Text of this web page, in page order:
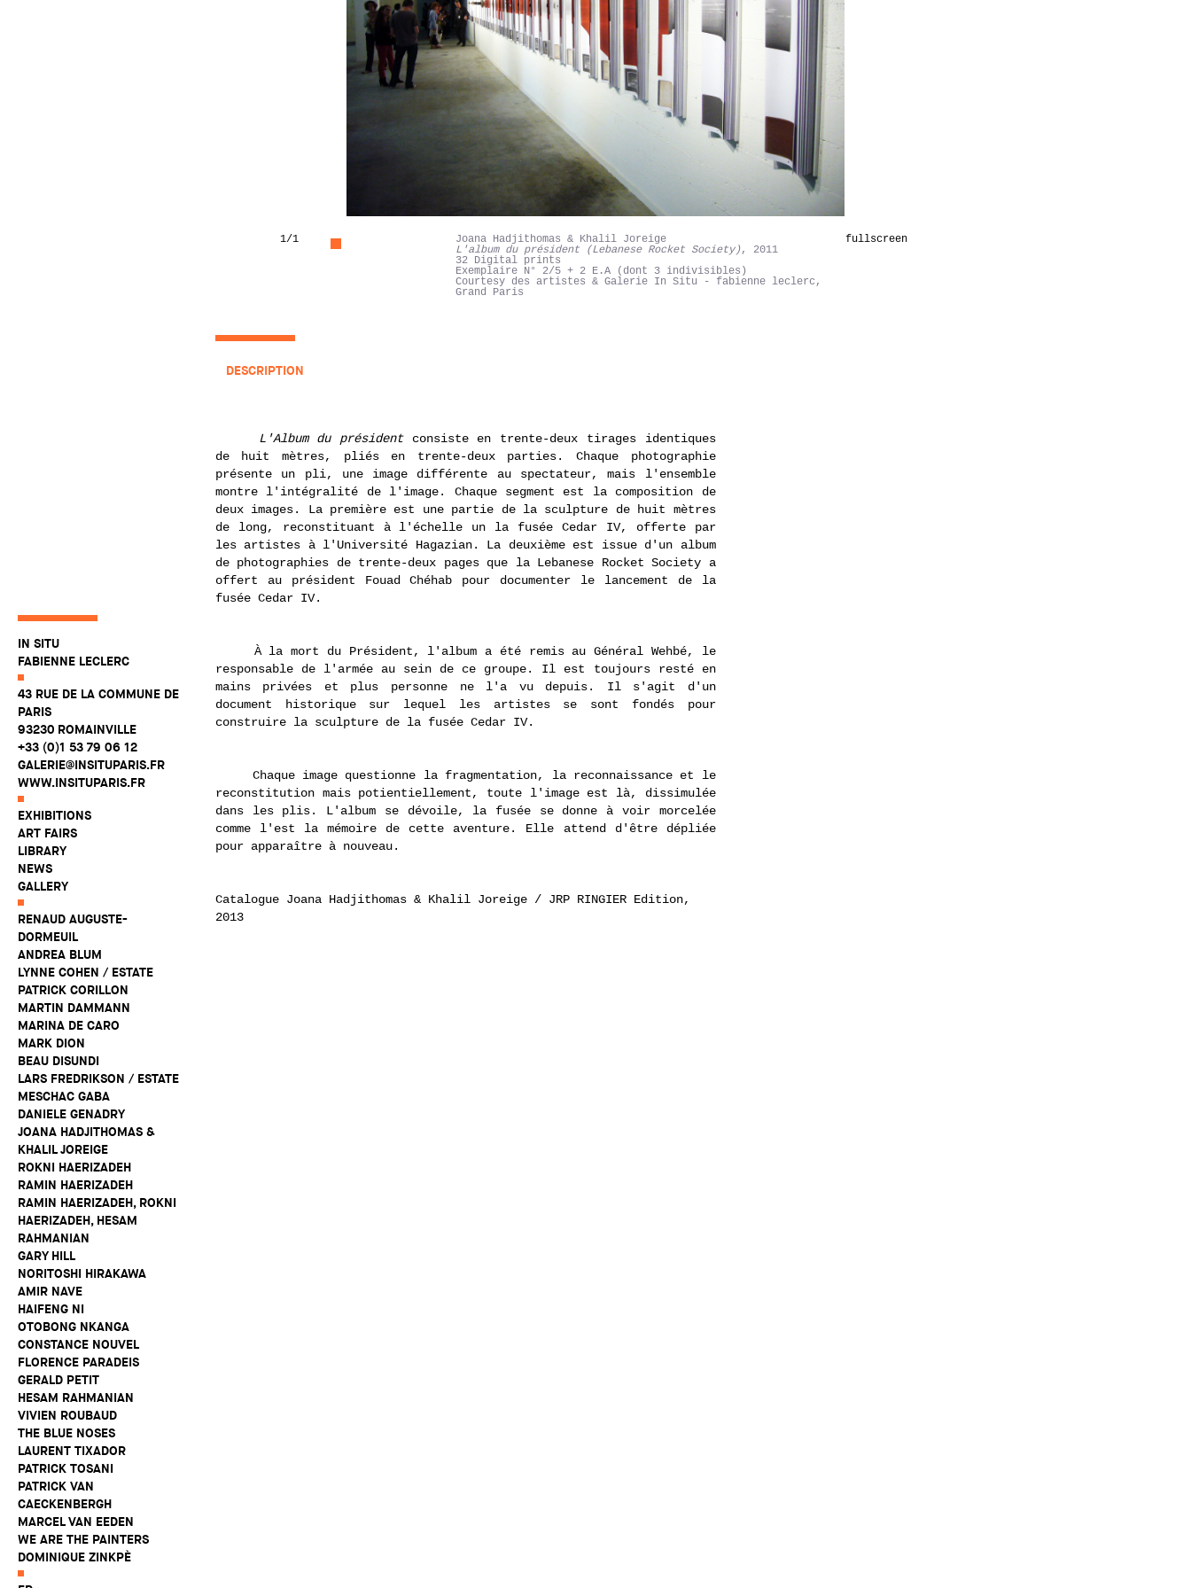
IN SITU
FABIENNE LECLERC
43 RUE DE LA COMMUNE DE
PARIS
93230 ROMAINVILLE
+33 (0)1 53 79 06 12
GALERIE@INSITUPARIS.FR
WWW.INSITUPARIS.FR
EXHIBITIONS
ART FAIRS
LIBRARY
NEWS
GALLERY
RENAUD AUGUSTE-
DORMEUIL
ANDREA BLUM
LYNNE COHEN / ESTATE
PATRICK CORILLON
MARTIN DAMMANN
MARINA DE CARO
MARK DION
BEAU DISUNDI
LARS FREDRIKSON / ESTATE
MESCHAC GABA
DANIELE GENADRY
JOANA HADJITHOMAS &
KHALIL JOREIGE
ROKNI HAERIZADEH
RAMIN HAERIZADEH
RAMIN HAERIZADEH, ROKNI
HAERIZADEH, HESAM
RAHMANIAN
GARY HILL
NORITOSHI HIRAKAWA
AMIR NAVE
HAIFENG NI
OTOBONG NKANGA
CONSTANCE NOUVEL
FLORENCE PARADEIS
GERALD PETIT
HESAM RAHMANIAN
VIVIEN ROUBAUD
THE BLUE NOSES
LAURENT TIXADOR
PATRICK TOSANI
PATRICK VAN
CAECKENBERGH
MARCEL VAN EEDEN
WE ARE THE PAINTERS
DOMINIQUE ZINKPÈ
1/1
Joana Hadjithomas & Khalil Joreige
L'album du président (Lebanese Rocket Society), 2011
32 Digital prints
Exemplaire N° 2/5 + 2 E.A (dont 3 indivisibles)
Courtesy des artistes & Galerie In Situ - fabienne leclerc,
Grand Paris
fullscreen
DESCRIPTION
L'Album du présidentconsiste en trente-deux tirages identiques
de huit mètres, pliés en trente-deux parties. Chaque photographie
présente un pli, une image différente au spectateur, mais l'ensemble
montre l'intégralité de l'image. Chaque segment est la composition de
deux images. La première est une partie de la sculpture de huit mètres
de long, reconstituant à l'échelle un la fusée Cedar IV, offerte par
les artistes à l'Université Hagazian. La deuxième est issue d'un album
de photographies de trente-deux pages que la Lebanese Rocket Society a
offert au président Fouad Chéhab pour documenter le lancement de la
fusée Cedar IV.
À la mort du Président, l'album a été remis au Général Wehbé, le
responsable de l'armée au sein de ce groupe. Il est toujours resté en
mains privées et plus personne ne l'a vu depuis. Il s'agit d'un
document historique sur lequel les artistes se sont fondés pour
construire la sculpture de la fusée Cedar IV.
Chaque image questionne la fragmentation, la reconnaissance et le
reconstitution mais potientiellement, toute l'image est là, dissimulée
dans les plis. L'album se dévoile, la fusée se donne à voir morcelée
comme l'est la mémoire de cette aventure. Elle attend d'être dépliée
pour apparaître à nouveau.
Catalogue Joana Hadjithomas & Khalil Joreige / JRP RINGIER Edition,
2013